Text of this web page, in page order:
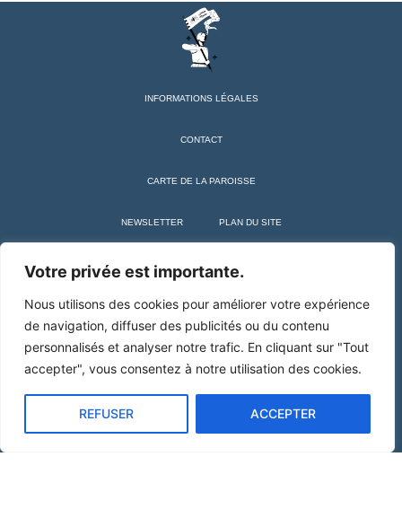
Votre privée est importante.
Nous utilisons des cookies pour améliorer votre expérience
de navigation, diffuser des publicités ou du contenu
personnalisés et analyser notre trafic. En cliquant sur "Tout
accepter", vous consentez à notre utilisation des cookies.
REFUSER ACCEPTER
INFORMATIONS LÉGALES
CONTACT
CARTE DE LA PAROISSE
NEWSLETTER PLAN DU SITE
+ SAINT MARTIN DE TOURS